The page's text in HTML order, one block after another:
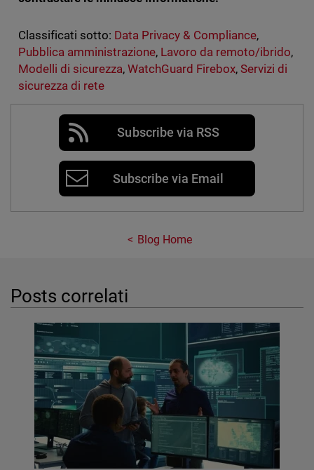
Classificati sotto: Data Privacy & Compliance,
Pubblica amministrazione, Lavoro da remoto/ibrido,
Modelli di sicurezza, WatchGuard Firebox,Servizi di
sicurezza di rete
Subscribe via RSS
Subscribe via Email
Blog Home
Posts correlati